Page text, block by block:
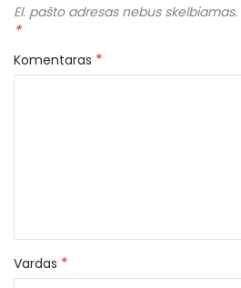
El. pašto adresas nebus skelbiamas.
*
Komentaras *
Vardas *